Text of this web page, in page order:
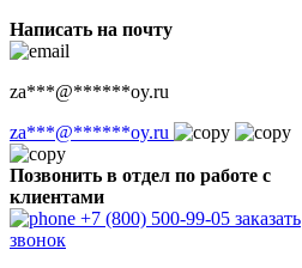
Написать на почту
za***@******oy.ru
za***@******oy.ru
Позвонить в отдел по работе с
клиентами
+7 (800) 500-99-05 заказать
звонок